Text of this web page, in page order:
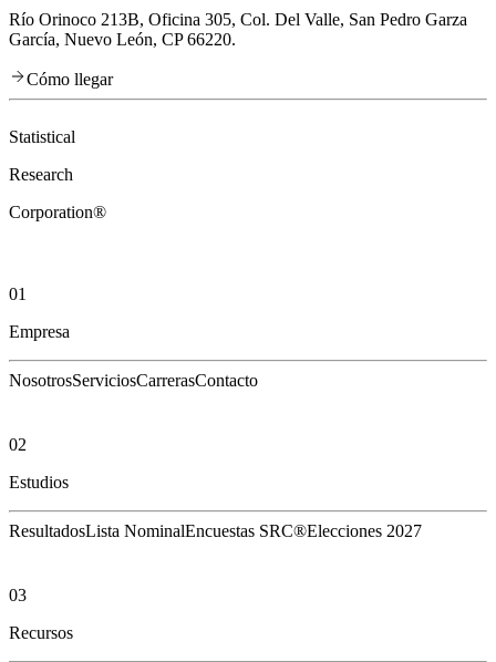
Río Orinoco 213B, Oficina 305, Col. Del Valle, San Pedro Garza
García, Nuevo León, CP 66220.
Cómo llegar
Statistical
Research
Corporation®
01
Empresa
NosotrosServiciosCarrerasContacto
02
Estudios
ResultadosLista NominalEncuestas SRC®Elecciones 2027
03
Recursos